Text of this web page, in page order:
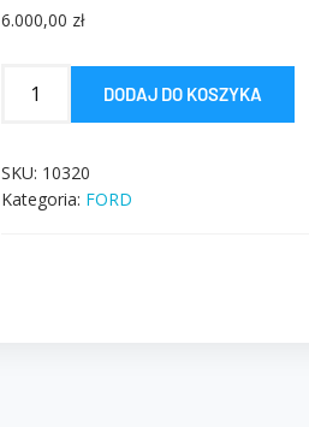
6.000,00 zł
DODAJ DO KOSZYKA
SKU: 10320
Kategoria: FORD